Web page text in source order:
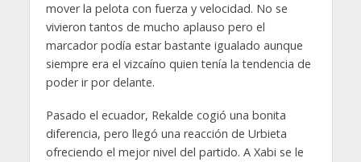
mover la pelota con fuerza y velocidad. No se
vivieron tantos de mucho aplauso pero el
marcador podía estar bastante igualado aunque
siempre era el vizcaíno quien tenía la tendencia de
poder ir por delante.
Pasado el ecuador, Rekalde cogió una bonita
diferencia, pero llegó una reacción de Urbieta
ofreciendo el mejor nivel del partido. A Xabi se le